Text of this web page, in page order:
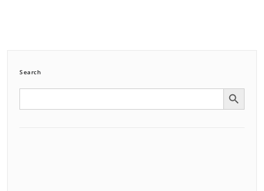
Search
Search Search Button